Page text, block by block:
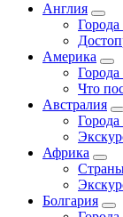
Англия
Америка
Что
Австралия
Африка
Болгария